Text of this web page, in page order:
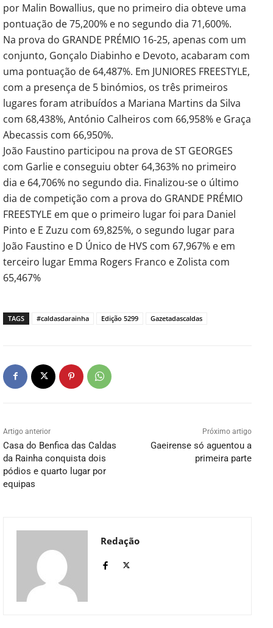
por Malin Bowallius, que no primeiro dia obteve uma
pontuação de 75,200% e no segundo dia 71,600%.
Na prova do GRANDE PRÉMIO 16-25, apenas com um
conjunto, Gonçalo Diabinho e Devoto, acabaram com
uma pontuação de 64,487%. Em JUNIORES FREESTYLE,
com a presença de 5 binómios, os três primeiros
lugares foram atribuídos a Mariana Martins da Silva
com 68,438%, António Calheiros com 66,958% e Graça
Abecassis com 66,950%.
João Faustino participou na prova de ST GEORGES
com Garlie e conseguiu obter 64,363% no primeiro
dia e 64,706% no segundo dia. Finalizou-se o último
dia de competição com a prova do GRANDE PRÉMIO
FREESTYLE em que o primeiro lugar foi para Daniel
Pinto e E Zuzu com 69,825%, o segundo lugar para
João Faustino e D Único de HVS com 67,967% e em
terceiro lugar Emma Rogers Franco e Zolista com
65,467%
TAGS #caldasdarainha Edição 5299 Gazetadascaldas
Artigo anterior
Casa do Benfica das Caldas
da Rainha conquista dois
pódios e quarto lugar por
equipas
Próximo artigo
Gaeirense só aguentou a
primeira parte
Redação